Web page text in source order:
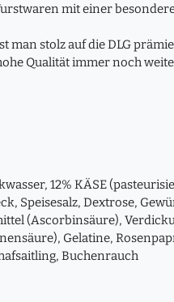
mit einer
man stolz auf die DLG
Qualität immer noch
12% KÄSE
Speisesalz, Dextrose,
(Ascorbinsäure),
Gelatine,
Buchenrauch